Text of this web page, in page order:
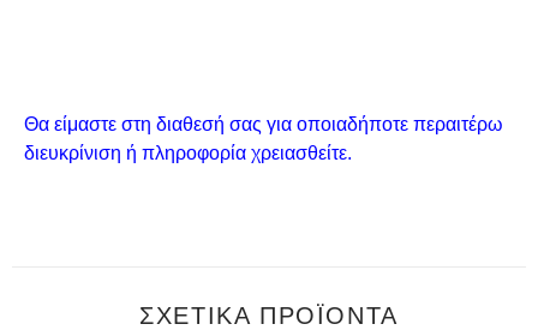
Θα είμαστε στη διαθεσή σας για οποιαδήποτε περαιτέρω
διευκρίνιση ή πληροφορία χρειασθείτε.
ΣΧΕΤΙΚΆ ΠΡΟΪΌΝΤΑ